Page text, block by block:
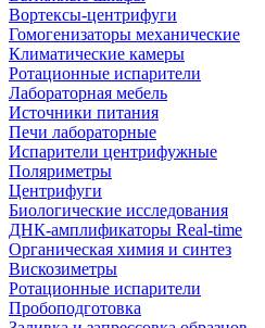
Вортексы-центрифуги
Гомогенизаторы механические
Климатические камеры
Ротационные испарители
Лабораторная мебель
Источники питания
Печи лабораторные
Испарители центрифужные
Поляриметры
Центрифуги
Биологические исследования
ДНК-амплификаторы Real-time
Органическая химия и синтез
Вискозиметры
Ротационные испарители
Пробоподготовка